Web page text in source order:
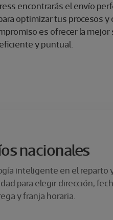
encontrarás el envío
optimizar tus procesos
es ofrecer la
y puntual.
nacionales
inteligente en el reparto
para elegir dirección,
y franja horaria.